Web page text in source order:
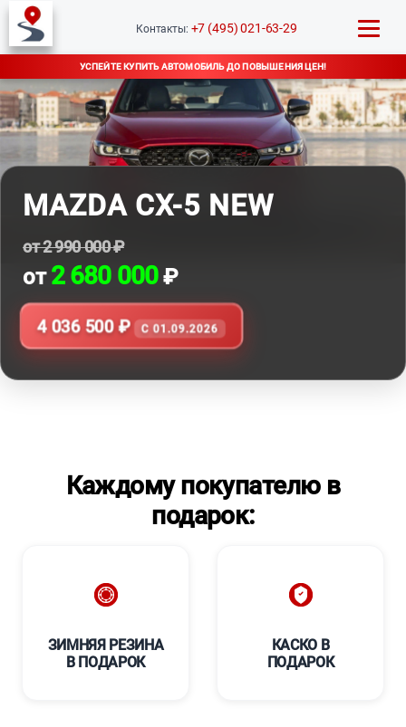
MAZDA CX-5 NEW
от 2 990 000 ₽
от2 680 000₽
4 036 500 ₽ C 01.09.2026
Контакты: +7 (495) 021-63-29
УСПЕЙТЕ КУПИТЬ АВТОМОБИЛЬ ДО ПОВЫШЕНИЯ ЦЕН!
Каждому покупателю в
подарок:
ЗИМНЯЯ РЕЗИНА
В ПОДАРОК
КАСКО В
ПОДАРОК